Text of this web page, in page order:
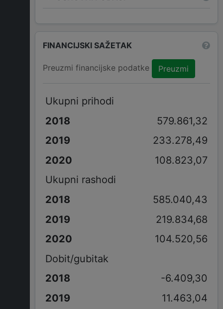
FINANCIJSKI SAŽETAK
Preuzmi financijske podatke Preuzmi
Ukupni prihodi
579.861,32
233.278,49
108.823,07
Ukupni rashodi
585.040,43
219.834,68
104.520,56
Dobit/gubitak
-6.409,30
11.463,04